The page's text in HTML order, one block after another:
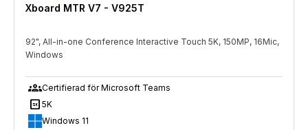
Xboard MTR V7 - V925T
92", All-in-one Conference Interactive Touch 5K, 150MP, 16Mic,
Windows
groupsCertifierad för Microsoft Teams
5k 5K
Windows 11